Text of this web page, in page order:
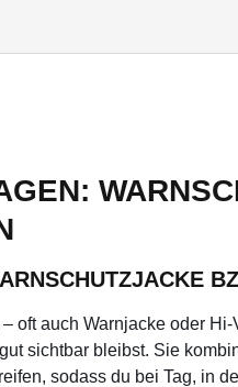
oft auch Warnjacke oder
sichtbar bleibst. Sie
sodass du bei Tag, in